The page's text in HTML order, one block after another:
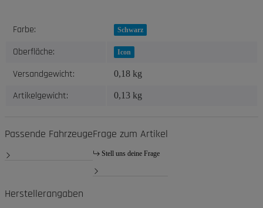
Produkteigenschaft
Wert
Farbe: Schwarz
Oberfläche: Icon
Versandgewicht: 0,18 kg
Artikelgewicht: 0,13 kg
Passende FahrzeugeFrage zum Artikel
Stell uns deine Frage
Herstellerangaben